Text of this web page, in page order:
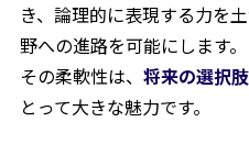
き、論理的に表現する力を
野への進路を可能にします。
その柔軟性は、 将来の選択
とって大きな魅力です。